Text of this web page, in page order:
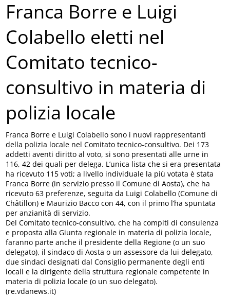
Franca Borre e Luigi
Colabello eletti nel
Comitato tecnico-
consultivo in materia di
polizia locale
Franca Borre e Luigi Colabello sono i nuovi rappresentanti
della polizia locale nel Comitato tecnico-consultivo. Dei 173
addetti aventi diritto al voto, si sono presentati alle urne in
116, 42 dei quali per delega. L’unica lista che si era presentata
ha ricevuto 115 voti; a livello individuale la più votata è stata
Franca Borre (in servizio presso il Comune di Aosta), che ha
ricevuto 63 preferenze, seguita da Luigi Colabello (Comune di
Châtillon) e Maurizio Bacco con 44, con il primo l’ha spuntata
per anzianità di servizio.
Del Comitato tecnico-consultivo, che ha compiti di consulenza
e proposta alla Giunta regionale in materia di polizia locale,
faranno parte anche il presidente della Regione (o un suo
delegato), il sindaco di Aosta o un assessore da lui delegato,
due sindaci designati dal Consiglio permanente degli enti
locali e la dirigente della struttura regionale competente in
materia di polizia locale (o un suo delegato).
(re.vdanews.it)